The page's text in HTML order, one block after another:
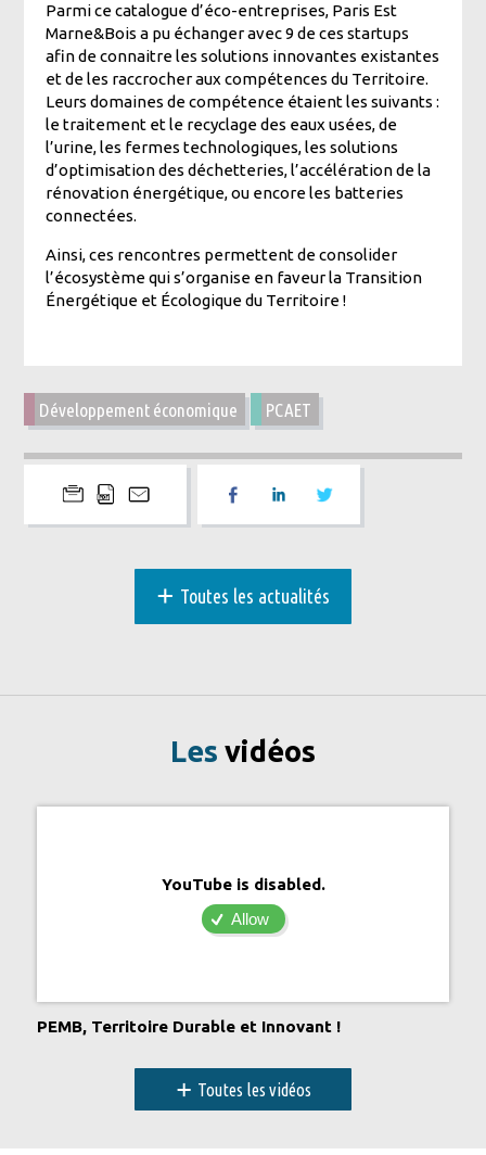
Parmi ce catalogue d’éco-entreprises, Paris Est
Marne&Bois a pu échanger avec 9 de ces startups
afin de connaitre les solutions innovantes existantes
et de les raccrocher aux compétences du Territoire.
Leurs domaines de compétence étaient les suivants :
le traitement et le recyclage des eaux usées, de
l’urine, les fermes technologiques, les solutions
d’optimisation des déchetteries, l’accélération de la
rénovation énergétique, ou encore les batteries
connectées.
Ainsi, ces rencontres permettent de consolider
l’écosystème qui s’organise en faveur la Transition
Énergétique et Écologique du Territoire !
Développement économique PCAET
+ Toutes les actualités
Les vidéos
YouTube is disabled.
Allow
PEMB, Territoire Durable et Innovant !
+ Toutes les vidéos